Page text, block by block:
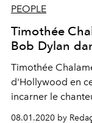
PEOPLE
Timothée
Bob Dylan
Timothée
d'Hollywood en
incarner le
08.01.2020 by